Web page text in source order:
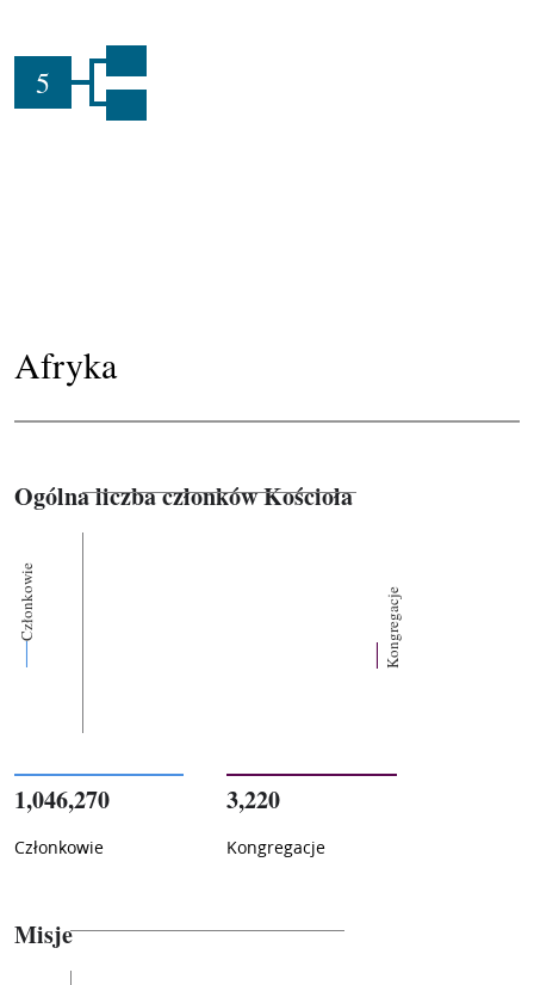
5
Afryka
Ogólna liczba członków Kościoła
Członkowie Kongregacje
1,046,270
Członkowie
3,220
Kongregacje
Misje